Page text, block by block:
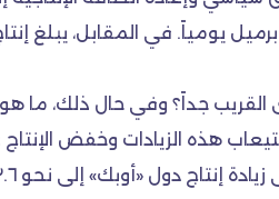
القريب جداً؟ وفي حال ذلك، ما
هذه الزيادات وخفض الإنتاج